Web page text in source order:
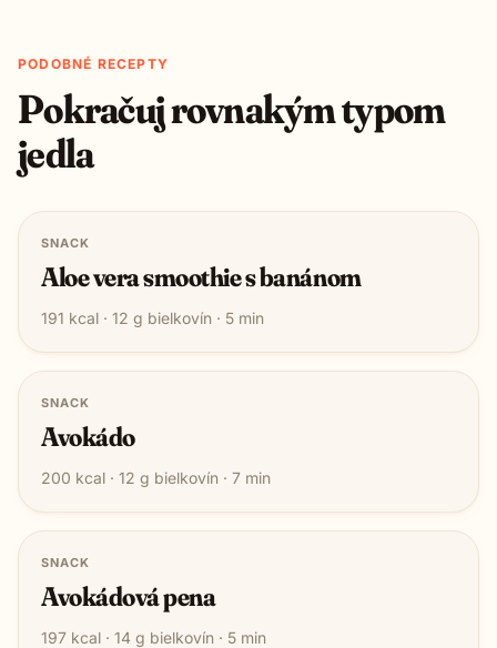
PODOBNÉ RECEPTY
Pokračuj rovnakým typom
jedla
SNACK
Aloe vera smoothie s banánom
191 kcal · 12 g bielkovín · 5 min
SNACK
Avokádo
200 kcal · 12 g bielkovín · 7 min
SNACK
Avokádová pena
197 kcal · 14 g bielkovín · 5 min